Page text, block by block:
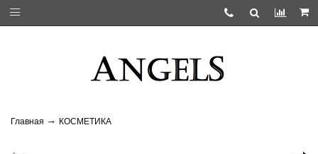
Главная КОСМЕТИКА